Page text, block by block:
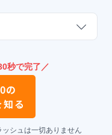
秒で完了／
の
知る
シュは一切ありません